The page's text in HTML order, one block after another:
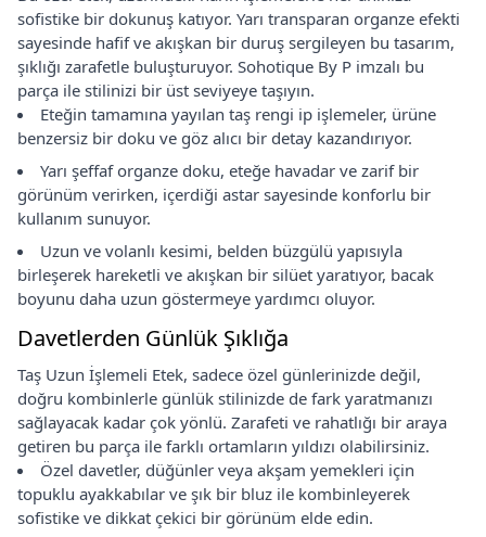
sofistike bir dokunuş katıyor. Yarı transparan organze efekti
sayesinde hafif ve akışkan bir duruş sergileyen bu tasarım,
şıklığı zarafetle buluşturuyor. Sohotique By P imzalı bu
parça ile stilinizi bir üst seviyeye taşıyın.
Eteğin tamamına yayılan taş rengi ip işlemeler, ürüne
benzersiz bir doku ve göz alıcı bir detay kazandırıyor.
Yarı şeffaf organze doku, eteğe havadar ve zarif bir
görünüm verirken, içerdiği astar sayesinde konforlu bir
kullanım sunuyor.
Uzun ve volanlı kesimi, belden büzgülü yapısıyla
birleşerek hareketli ve akışkan bir silüet yaratıyor, bacak
boyunu daha uzun göstermeye yardımcı oluyor.
Davetlerden Günlük Şıklığa
Taş Uzun İşlemeli Etek, sadece özel günlerinizde değil,
doğru kombinlerle günlük stilinizde de fark yaratmanızı
sağlayacak kadar çok yönlü. Zarafeti ve rahatlığı bir araya
getiren bu parça ile farklı ortamların yıldızı olabilirsiniz.
Özel davetler, düğünler veya akşam yemekleri için
topuklu ayakkabılar ve şık bir bluz ile kombinleyerek
sofistike ve dikkat çekici bir görünüm elde edin.